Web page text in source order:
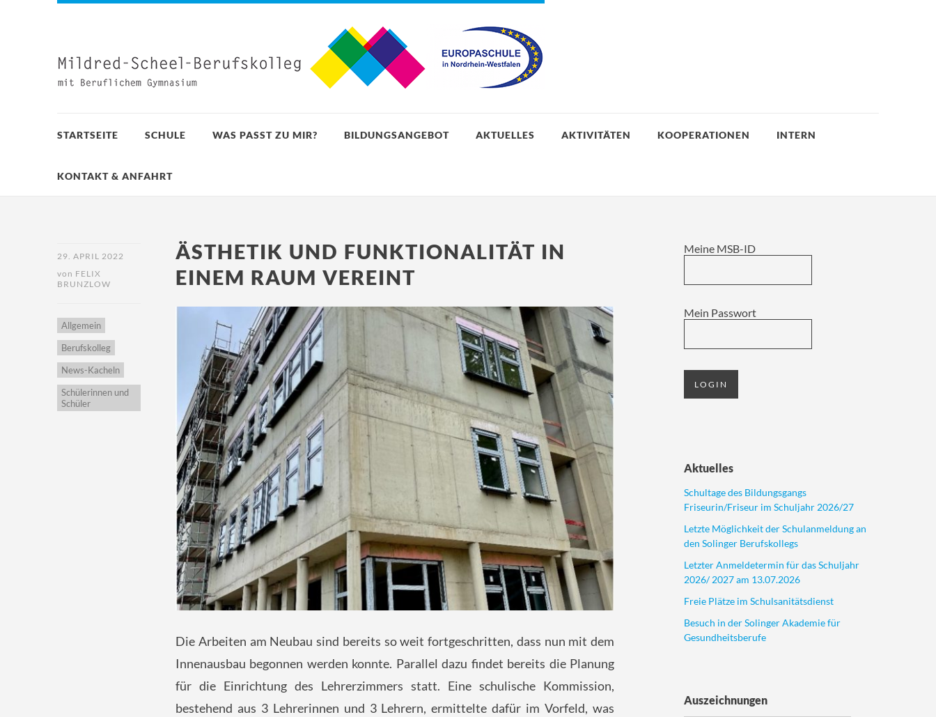
STARTSEITE SCHULE WAS PASST ZU MIR? BILDUNGSANGEBOT AKTUELLES AKTIVITÄTEN KOOPERATIONEN INTERN
KONTAKT & ANFAHRT
29. APRIL 2022
von FELIX
BRUNZLOW
Allgemein
Berufskolleg
News-Kacheln
Schülerinnen und
Schüler
ÄSTHETIK UND FUNKTIONALITÄT IN
EINEM RAUM VEREINT
Die Arbeiten am Neubau sind bereits so weit fortgeschritten, dass nun mit dem
Innenausbau begonnen werden konnte. Parallel dazu findet bereits die Planung
für die Einrichtung des Lehrerzimmers statt. Eine schulische Kommission,
bestehend aus 3 Lehrerinnen und 3 Lehrern, ermittelte dafür im Vorfeld, was
Meine MSB-ID
Mein Passwort
Aktuelles
Schultage des Bildungsgangs
Friseurin/Friseur im Schuljahr 2026/27
Letzte Möglichkeit der Schulanmeldung an
den Solinger Berufskollegs
Letzter Anmeldetermin für das Schuljahr
2026/ 2027 am 13.07.2026
Freie Plätze im Schulsanitätsdienst
Besuch in der Solinger Akademie für
Gesundheitsberufe
Auszeichnungen